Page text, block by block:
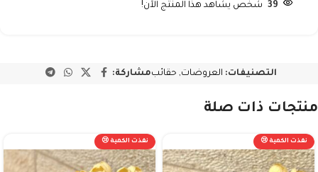
39 شخص يشاهد هذا المنتج الآن!
التصنيفات: العروضات, حقائبمشاركة:
منتجات ذات صلة
نفذت الكمية 😢 نفذت الكمية 😢